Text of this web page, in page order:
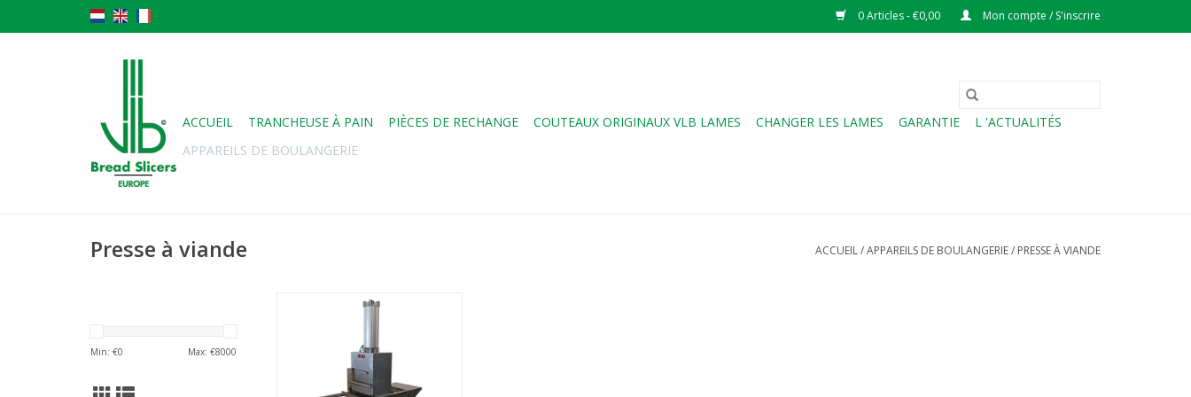
0 Articles - €0,00 Mon compte / S'inscrire
ACCUEIL TRANCHEUSE À PAIN PIÈCES DE RECHANGE COUTEAUX ORIGINAUX VLB LAMES CHANGER LES LAMES GARANTIE
L 'ACTUALITÉS
APPAREILS DE BOULANGERIE
Presse à viande ACCUEIL/APPAREILS DE BOULANGERIE/ PRESSE À VIANDE
Min: €0 Max: €8000
Le pressage manuel lourd de vos
presse à pilules au
fonctionnement parfait !